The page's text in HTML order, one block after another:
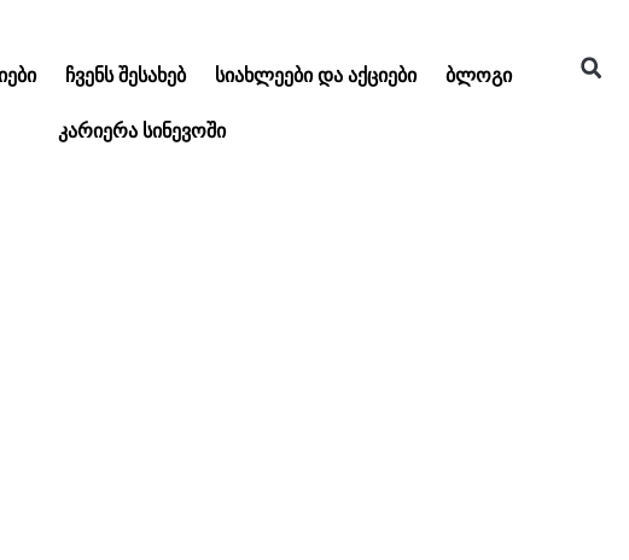
ᲩᲕᲔᲜᲡ ᲨᲔᲡᲐᲮᲔᲑ ᲡᲘᲐᲮᲚᲔᲔᲑᲘ ᲓᲐ ᲐᲥᲪᲘᲔᲑᲘ ᲑᲚᲝᲒᲘ
ᲙᲐᲠᲘᲔᲠᲐ ᲡᲘᲜᲔᲕᲝᲨᲘ